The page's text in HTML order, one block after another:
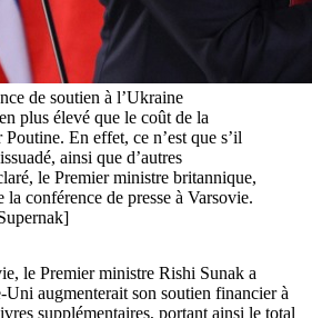
de soutien à l’Ukraine
plus élevé que le coût de la
En effet, ce n’est que s’il
ainsi que d’autres
le Premier ministre britannique,
conférence de presse à Varsovie.
le Premier ministre Rishi Sunak a
augmenterait son soutien financier à
supplémentaires, portant ainsi le total